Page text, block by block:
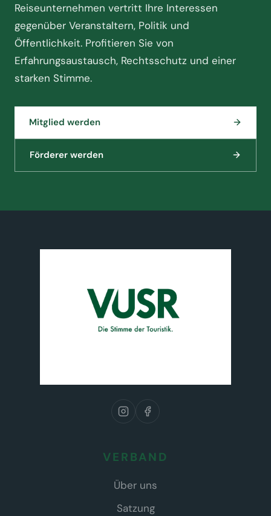
Reiseunternehmen vertritt Ihre Interessen
gegenüber Veranstaltern, Politik und
Öffentlichkeit. Profitieren Sie von
Erfahrungsaustausch, Rechtsschutz und einer
starken Stimme.
Mitglied werden
Förderer werden
VERBAND
Über uns
Satzung